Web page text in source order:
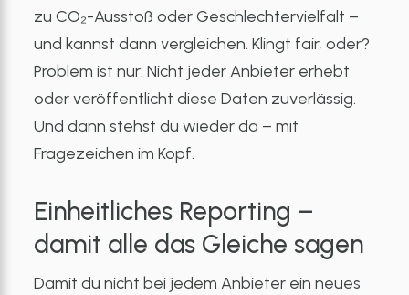
zu CO₂-Ausstoß oder Geschlechtervielfalt –
und kannst dann vergleichen. Klingt fair, oder?
Problem ist nur: Nicht jeder Anbieter erhebt
oder veröffentlicht diese Daten zuverlässig.
Und dann stehst du wieder da – mit
Fragezeichen im Kopf.
Einheitliches Reporting –
damit alle das Gleiche sagen
Damit du nicht bei jedem Anbieter ein neues